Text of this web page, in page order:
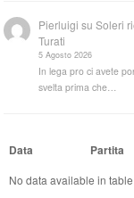
Pierluigi suSoleri
Turati
5 Agosto 2026
In lega pro ci avete
svelta prima che…
Data Partita
No data available in table